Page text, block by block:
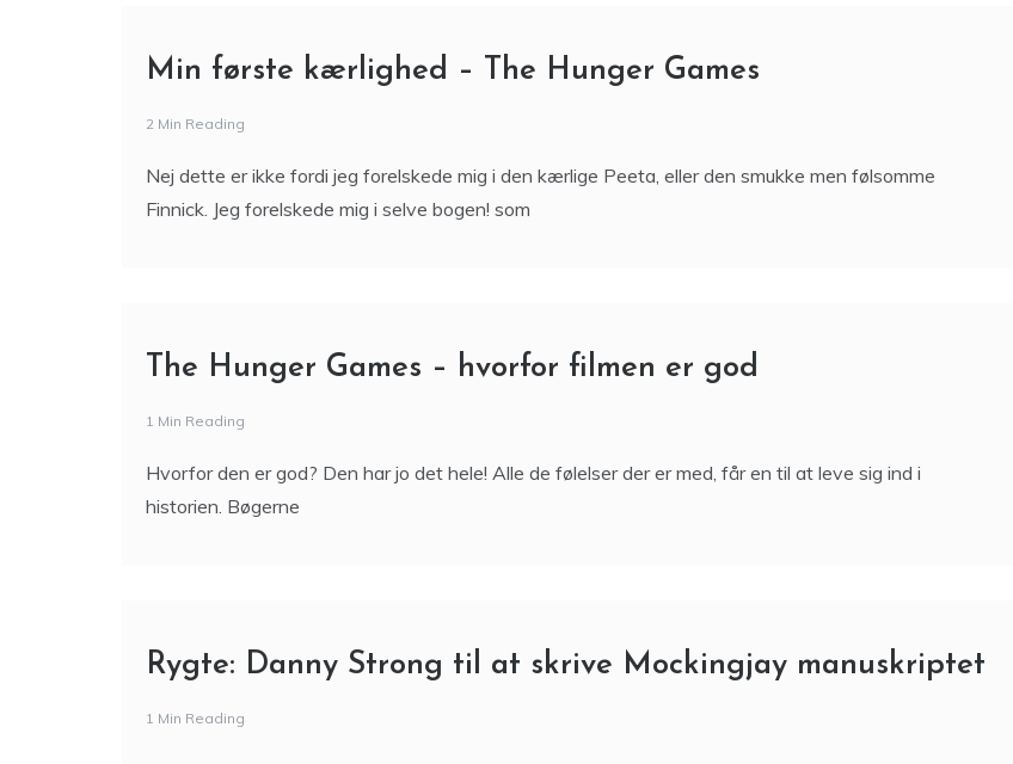
Min første kærlighed – The Hunger Games
2 Min Reading
Nej dette er ikke fordi jeg forelskede mig i den kærlige Peeta, eller den smukke men følsomme
Finnick. Jeg forelskede mig i selve bogen! som
The Hunger Games – hvorfor filmen er god
1 Min Reading
Hvorfor den er god? Den har jo det hele! Alle de følelser der er med, får en til at leve sig ind i
historien. Bøgerne
Rygte: Danny Strong til at skrive Mockingjay manuskriptet
1 Min Reading